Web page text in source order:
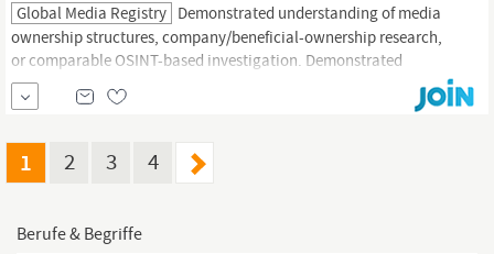
Global Media Registry Demonstrated understanding of media
ownership structures, company/beneficial-ownership research,
or comparable OSINT-based investigation. Demonstrated
understanding of media pluralism and market concentration
issues. Working knowledge of core journalistic standards and
a journalism...
1 2 3 4
Berufe & Begriffe